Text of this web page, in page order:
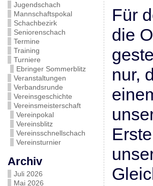
Jugendschach
Mannschaftspokal
Schachbezirk
Seniorenschach
Termine
Training
Turniere
Ebringer Sommerblitz
Veranstaltungen
Verbandsrunde
Vereinsgeschichte
Vereinsmeisterschaft
Vereinpokal
Vereinsblitz
Vereinsschnellschach
Vereinsturnier
Archiv
Juli 2026
Mai 2026
Für
die
nur,